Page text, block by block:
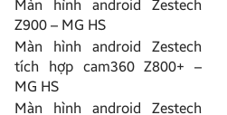
Màn hình android Zestech
Z900 – MG HS
Màn hình android Zestech
tích hợp cam360 Z800+ –
MG HS
Màn hình android Zestech